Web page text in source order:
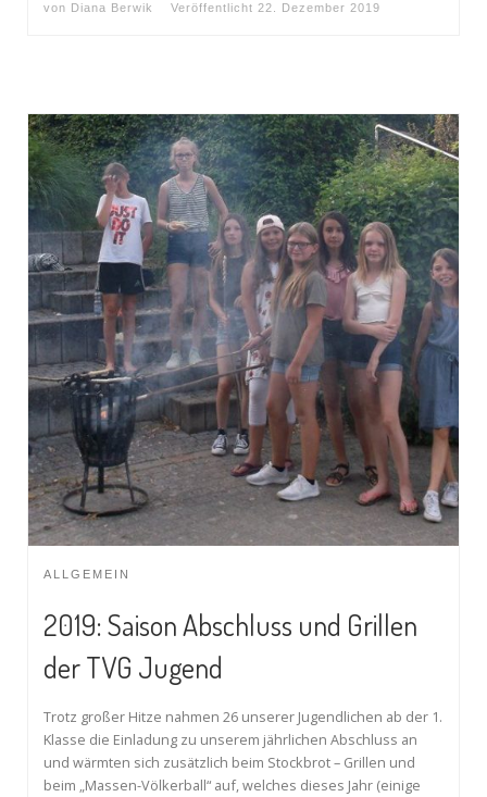
von Diana Berwik Veröffentlicht 22. Dezember 2019
ALLGEMEIN
2019: Saison Abschluss und Grillen
der TVG Jugend
Trotz großer Hitze nahmen 26 unserer Jugendlichen ab der 1.
Klasse die Einladung zu unserem jährlichen Abschluss an
und wärmten sich zusätzlich beim Stockbrot – Grillen und
beim „Massen-Völkerball“ auf, welches dieses Jahr (einige